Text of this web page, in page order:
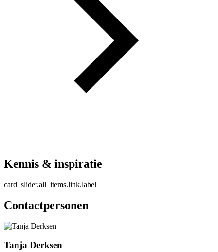
Kennis & inspiratie
card_slider.all_items.link.label
Contactpersonen
Tanja Derksen